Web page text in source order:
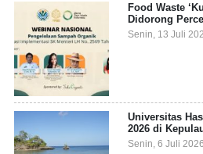
Food Waste
Didorong
Pengelolaan
Senin, 13 Juli
Universitas
2026 di
dari 27 Negara
Senin, 6 Juli